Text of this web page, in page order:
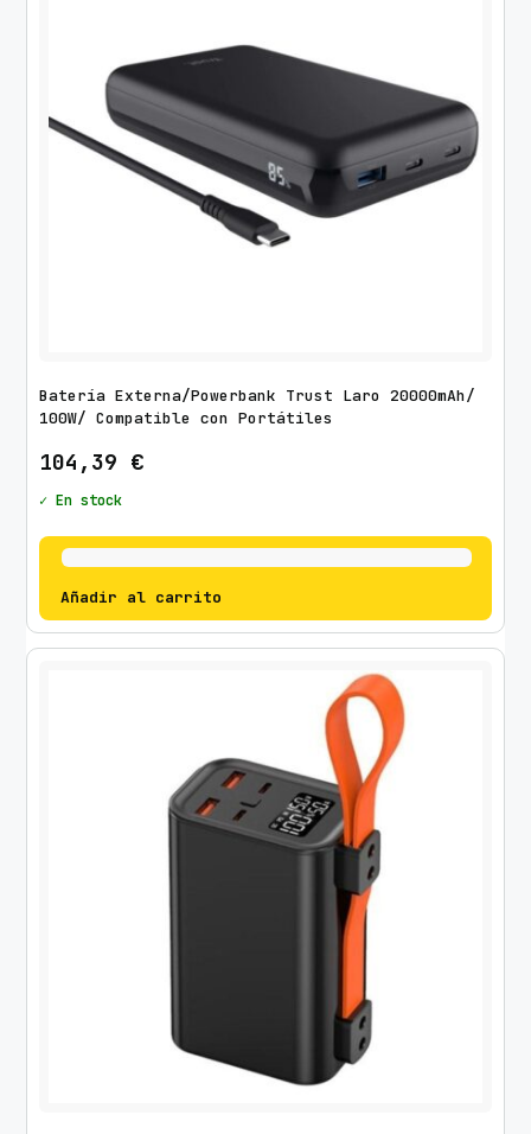
Batería Externa/Powerbank Trust Laro 20000mAh/
100W/ Compatible con Portátiles
104,39 €
✓ En stock
Añadir al carrito